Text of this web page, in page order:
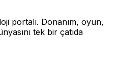
portalı. Donanım, oyun,
tek bir çatıda